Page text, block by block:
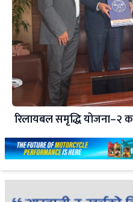
रिलायबल समृद्धि योजना–२